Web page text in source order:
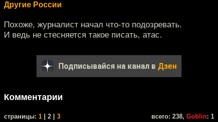
Другие России
Похоже, журналист начал что-то подозревать.
И ведь не стесняется такое писать, атас.
Подписывайся на канал в Дзен
Комментарии
cтраницы: 1 | 2 | 3 всего: 238, Goblin: 1